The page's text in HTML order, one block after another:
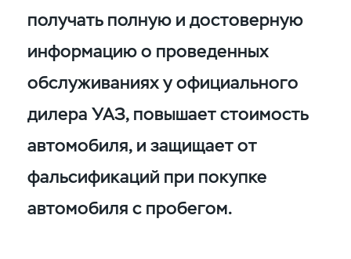
получать полную и достоверную
информацию о проведенных
обслуживаниях у официального
дилера УАЗ, повышает стоимость
автомобиля, и защищает от
фальсификаций при покупке
автомобиля с пробегом.